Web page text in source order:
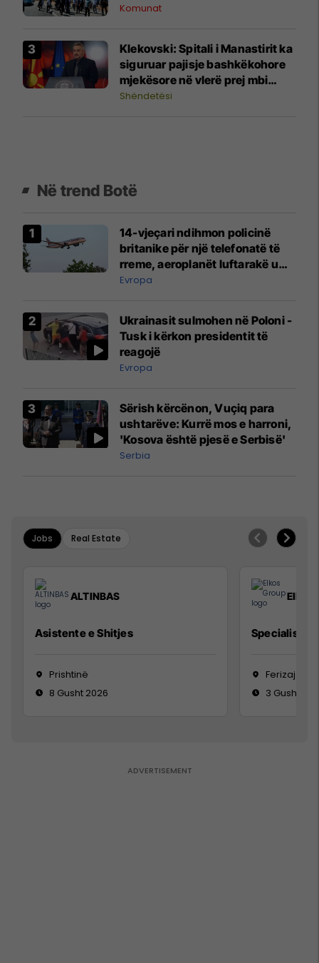
Komunat
Klekovski: Spitali i Manastirit ka
siguruar pajisje bashkëkohore
mjekësore në vlerë prej mbi
30,4 milionë denarë
Shëndetësi
Në trend Botë
14-vjeçari ndihmon policinë
britanike për një telefonatë të
rreme, aeroplanët luftarakë u
ngritën në ajër për të
Mançesterit
Evropa
Ukrainasit sulmohen në Poloni -
Tusk i kërkon presidentit të
reagojë
Evropa
Sërish kërcënon, Vuçiq para
ushtarëve: Kurrë mos e harroni,
'Kosova është pjesë e Serbisë'
Serbia
Jobs Real Estate
ALTINBAS
Asistente e Shitjes
Prishtinë
8 Gusht 2026
Elkos
Specialist
Ferizaj
3 Gusht